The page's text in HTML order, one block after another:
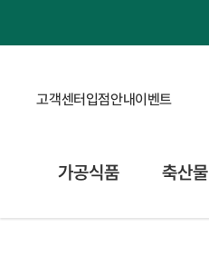
고객센터입점안내이벤트
가공식품 축산물